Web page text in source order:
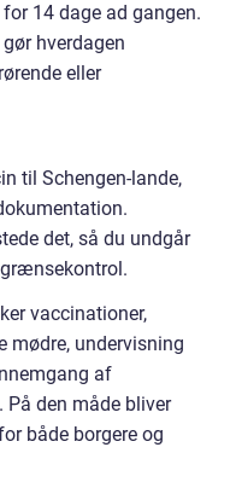
14 dage ad gangen.
hverdagen
eller
til Schengen-lande,
det, så du undgår
vaccinationer,
mødre, undervisning
af
den måde bliver
både borgere og